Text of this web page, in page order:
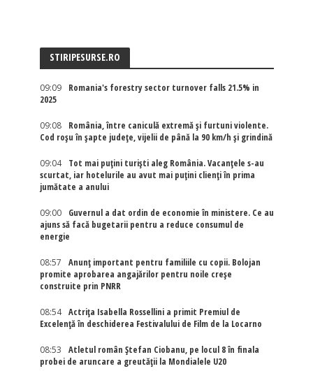
STIRIPESURSE.RO
09:09
Romania's forestry sector turnover falls 21.5% in
2025
09:08
România, între caniculă extremă și furtuni violente.
Cod roșu în șapte județe, vijelii de până la 90 km/h și grindină
09:04
Tot mai puțini turiști aleg România. Vacanțele s-au
scurtat, iar hotelurile au avut mai puțini clienți în prima
jumătate a anului
09:00
Guvernul a dat ordin de economie în ministere. Ce au
ajuns să facă bugetarii pentru a reduce consumul de
energie
08:57
Anunț important pentru familiile cu copii. Bolojan
promite aprobarea angajărilor pentru noile creșe
construite prin PNRR
08:54
Actriţa Isabella Rossellini a primit Premiul de
Excelenţă în deschiderea Festivalului de Film de la Locarno
08:53
Atletul român Ștefan Ciobanu, pe locul 8 în finala
probei de aruncare a greutății la Mondialele U20